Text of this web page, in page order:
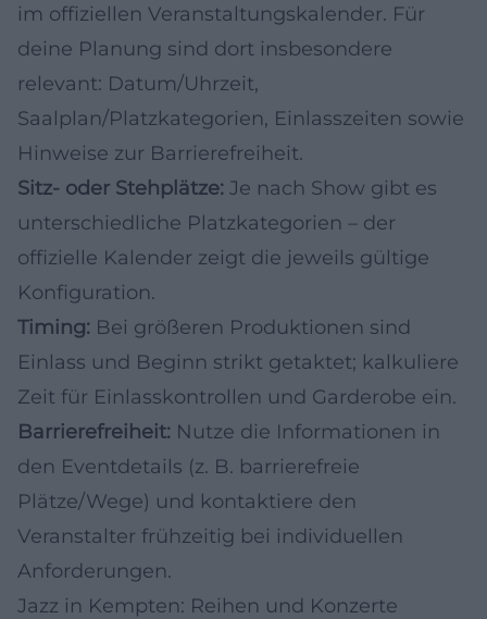
im offiziellen Veranstaltungskalender. Für
deine Planung sind dort insbesondere
relevant: Datum/Uhrzeit,
Saalplan/Platzkategorien, Einlasszeiten sowie
Hinweise zur Barrierefreiheit.
Sitz- oder Stehplätze: Je nach Show gibt es
unterschiedliche Platzkategorien – der
offizielle Kalender zeigt die jeweils gültige
Konfiguration.
Timing: Bei größeren Produktionen sind
Einlass und Beginn strikt getaktet; kalkuliere
Zeit für Einlasskontrollen und Garderobe ein.
Barrierefreiheit: Nutze die Informationen in
den Eventdetails (z. B. barrierefreie
Plätze/Wege) und kontaktiere den
Veranstalter frühzeitig bei individuellen
Anforderungen.
Jazz in Kempten: Reihen und Konzerte